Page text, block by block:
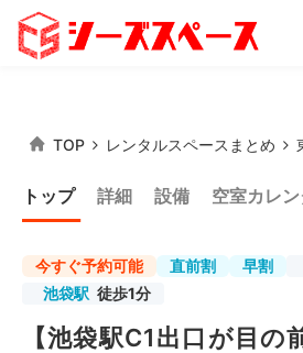
会員登録 スペースを掲載
ログイン
スペースをさがす
TOP レンタルスペースまとめ
トップ 詳細 設備 空室カレ
今すぐ予約可能 直前割 早割
池袋駅 徒歩1分
【池袋駅C1出口が目の